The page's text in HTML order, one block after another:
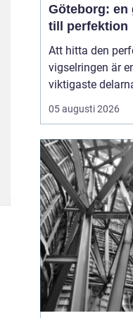
Göteborg: en
till perfektion
Att hitta den
vigselringen är
viktigaste
förberedelserna
liv tillsammans.
inte bara en
handlar om att
ring som
unika kärleks...
05 augusti 2026